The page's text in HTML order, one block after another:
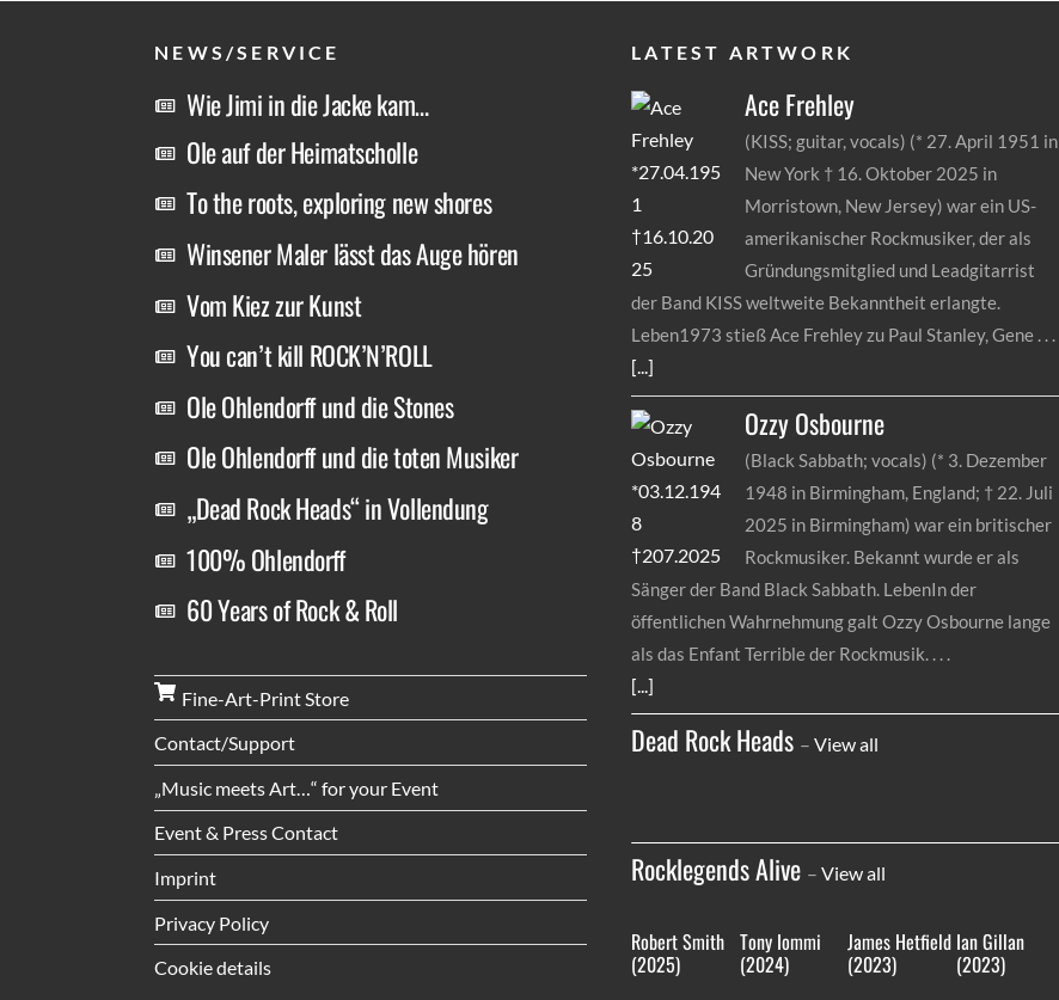
NEWS/SERVICE
Wie Jimi in die Jacke kam…
Ole auf der Heimatscholle
To the roots, exploring new shores
Winsener Maler lässt das Auge hören
Vom Kiez zur Kunst
You can’t kill ROCK’N’ROLL
Ole Ohlendorff und die Stones
Ole Ohlendorff und die toten Musiker
„Dead Rock Heads“ in Vollendung
100% Ohlendorff
60 Years of Rock & Roll
Fine-Art-Print Store
Contact/Support
„Music meets Art…“ for your Event
Event & Press Contact
Imprint
Privacy Policy
Cookie details
LATEST ARTWORK
AceFrehley
(KISS; guitar, vocals) (* 27. April 1951 in
New York † 16. Oktober 2025 in
Morristown, New Jersey) war ein US-
amerikanischer Rockmusiker, der als
Gründungsmitglied und Leadgitarrist
der Band KISS weltweite Bekanntheit erlangte.
Leben1973 stieß Ace Frehley zu Paul Stanley, Gene
[...]
OzzyOsbourne
(Black Sabbath; vocals) (* 3. Dezember
1948 in Birmingham, England; † 22. Juli
2025 in Birmingham) war ein britischer
Rockmusiker. Bekannt wurde er als
Sänger der Band Black Sabbath. LebenIn der
öffentlichen Wahrnehmung galt Ozzy Osbourne lange
als das Enfant Terrible der Rockmusik.
[...]
Dead Rock Heads –View all
Rocklegends Alive –View all
Robert Smith
(2025)
Tony Iommi
(2024)
James Hetfield
(2023)
Ian Gillan
(2023)